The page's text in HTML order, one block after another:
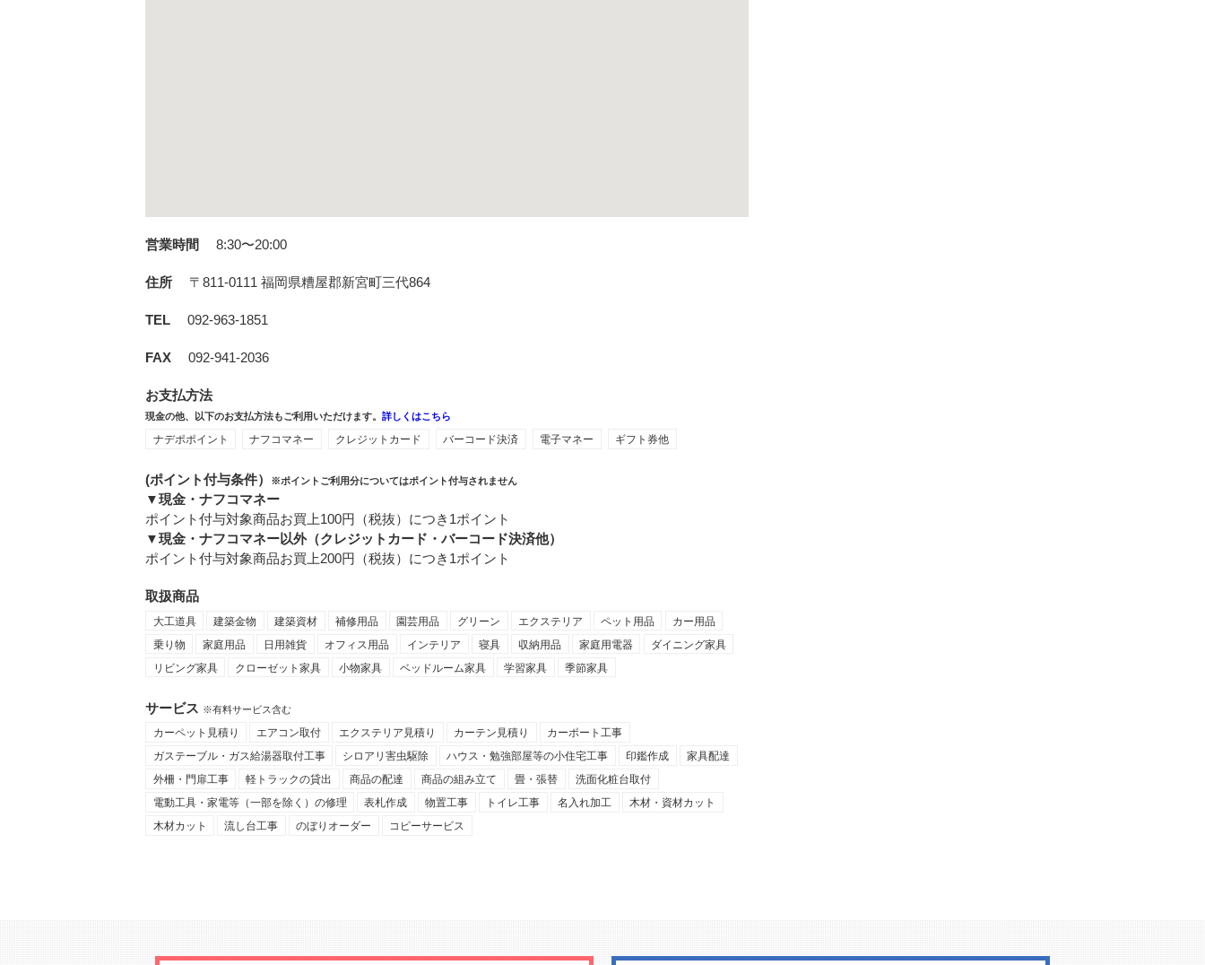
営業時間 8:30〜20:00
住所 〒811-0111 福岡県糟屋郡新宮町三代864
TEL 092-963-1851
FAX 092-941-2036
お支払方法
現金の他、以下のお支払方法もご利用いただけます。詳しくはこちら
ナデポポイント ナフコマネー クレジットカード バーコード決済 電子マネー ギフト券他
(ポイント付与条件） ※ポイントご利用分についてはポイント付与されません
▼現金・ナフコマネー
ポイント付与対象商品お買上100円（税抜）につき1ポイント
▼現金・ナフコマネー以外（クレジットカード・バーコード決済他）
ポイント付与対象商品お買上200円（税抜）につき1ポイント
取扱商品
大工道具 建築金物 建築資材 補修用品 園芸用品 グリーン エクステリア ペット用品
カー用品
乗り物
家庭用品 日用雑貨 オフィス用品 インテリア 寝具 収納用品 家庭用電器
ダイニング家具
リビング家具
クローゼット家具 小物家具 ベッドルーム家具 学習家具 季節家具
サービス ※有料サービス含む
カーペット見積り エアコン取付 エクステリア見積り カーテン見積り
カーポート工事
ガステーブル・ガス給湯器取付工事
シロアリ害虫駆除 ハウス・勉強部屋等の小住宅工事 印鑑作成
家具配達
外柵・門扉工事
軽トラックの貸出 商品の配達 商品の組み立て 畳・張替
洗面化粧台取付
電動工具・家電等（一部を除く）の修理
表札作成 物置工事 トイレ工事 名入れ加工
木材・資材カット
木材カット
流し台工事 のぼりオーダー コピーサービス